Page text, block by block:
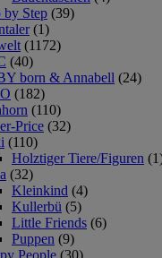
by Step (39)
(1)
(1172)
(40)
born & Annabell (24)
(182)
(110)
Price (32)
(110)
Holztiger Tiere/Figuren
(32)
Kleinkind (4)
Kullerbü (5)
Little Friends (6)
Puppen (9)
People (30)